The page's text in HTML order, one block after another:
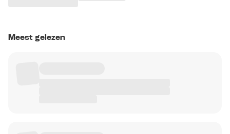
Meest gelezen